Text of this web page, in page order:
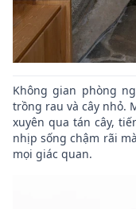
Không gian phòng
trồng rau và cây nhỏ.
xuyên qua tán cây,
nhịp sống chậm rãi
mọi giác quan.